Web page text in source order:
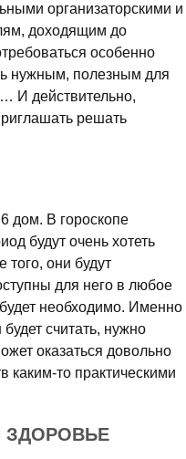
организаторскими и
доходящим до
особенно
нужным, полезным для
И действительно,
решать
дом. В гороскопе
будут очень хотеть
они будут
для него в любое
необходимо. Именно
считать, нужно
оказаться довольно
каким-то практическими
ЗДОРОВЬЕ